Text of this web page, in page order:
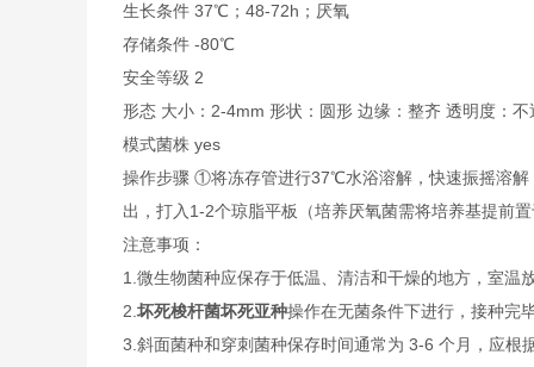
生长条件 37℃；48-72h；厌氧
存储条件 -80℃
安全等级 2
形态 大小：2-4mm 形状：圆形 边缘：整齐 透明度：
模式菌株 yes
操作步骤 ①将冻存管进行37℃水浴溶解，快速振摇溶
出，打入1-2个琼脂平板（培养厌氧菌需将培养基提前
注意事项：
1.微生物菌种应保存于低温、清洁和干燥的地方，室温
2. 坏死梭杆菌坏死亚种操作在无菌条件下进行，接种完
3.斜面菌种和穿刺菌种保存时间通常为 3-6 个月，应